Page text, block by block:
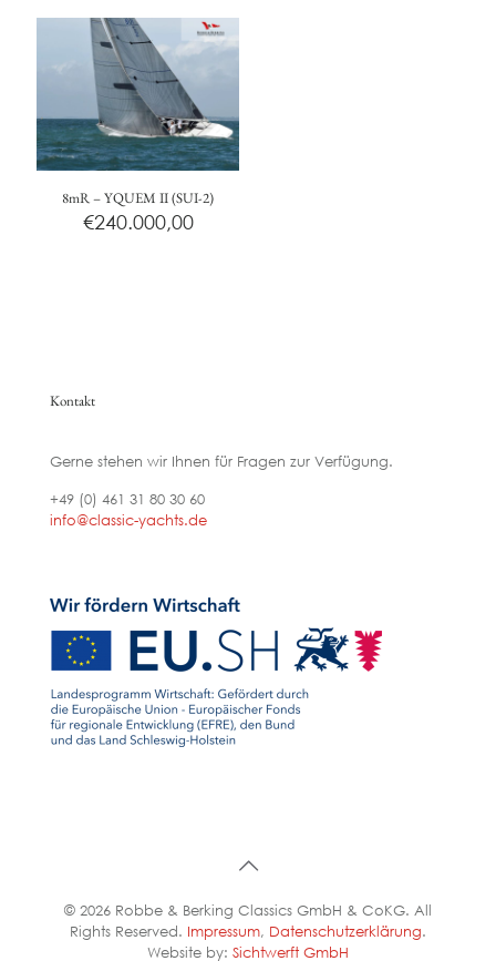
8mR – YQUEM II (SUI-2)
€240.000,00
Kontakt
Gerne stehen wir Ihnen für Fragen zur Verfügung.
+49 (0) 461 31 80 30 60
info@classic-yachts.de
© 2026 Robbe & Berking Classics GmbH & CoKG. All
Rights Reserved. Impressum, Datenschutzerklärung.
Website by: Sichtwerft GmbH